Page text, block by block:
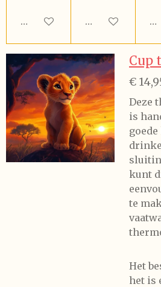
In winkelwagenIn winkelwagen
Cup
€
Deze
is
kunt
te
Het
het is